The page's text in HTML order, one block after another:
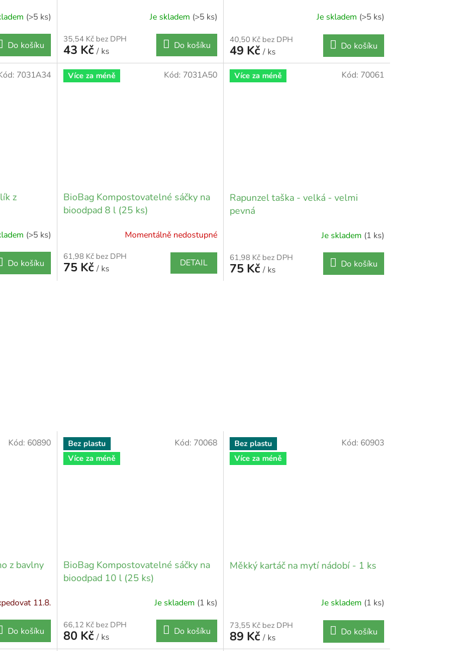
(>5 ks)
Do košíku
Je skladem (>5 ks)
35,54 Kč bez DPH
43 Kč / ks
Do košíku
Je skladem (>5 ks)
40,50 Kč bez DPH
49 Kč / ks
Do košíku
z
(>5 ks)
Do košíku
7031A34 Více za méně
BioBag Kompostovatelné sáčky na
bioodpad 8 l (25 ks)
Momentálně nedostupné
61,98 Kč bez DPH
75 Kč / ks
DETAIL
Kód: 7031A50 Více za méně
Rapunzel taška - velká - velmi
pevná
Je skladem (1 ks)
61,98 Kč bez DPH
75 Kč / ks
Do košíku
Kód: 70061
z bavlny
11.8.
Do košíku
Kód: 60890
Bez plastu
Více za méně
BioBag Kompostovatelné sáčky na
bioodpad 10 l (25 ks)
Je skladem (1 ks)
66,12 Kč bez DPH
80 Kč / ks
Do košíku
Kód: 70068
Bez plastu
Více za méně
Měkký kartáč na mytí nádobí - 1 ks
Je skladem (1 ks)
73,55 Kč bez DPH
89 Kč / ks
Do košíku
Kód: 60903